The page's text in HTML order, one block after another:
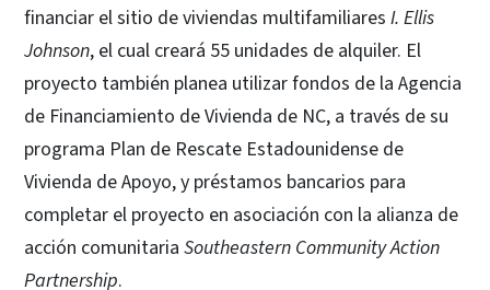
financiar el sitio de viviendas multifamiliares I. Ellis
Johnson, el cual creará 55 unidades de alquiler. El
proyecto también planea utilizar fondos de la Agencia
de Financiamiento de Vivienda de NC, a través de su
programa Plan de Rescate Estadounidense de
Vivienda de Apoyo, y préstamos bancarios para
completar el proyecto en asociación con la alianza de
acción comunitaria Southeastern Community Action
Partnership.